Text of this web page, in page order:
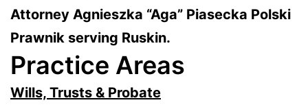
Attorney Agnieszka “Aga” Piasecka Polski
Prawnik serving Ruskin.
Practice Areas
Wills, Trusts & Probate